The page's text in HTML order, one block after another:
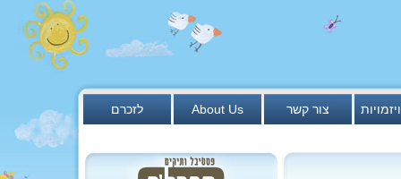
לזכרם About Us צור קשר